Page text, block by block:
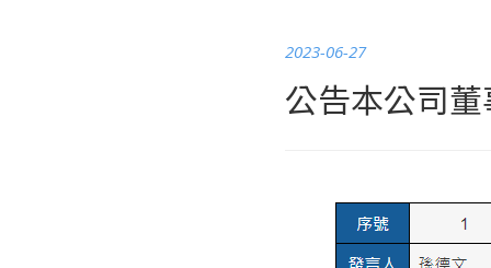
2023-06-27
公告本公司